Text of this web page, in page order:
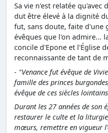
Sa vie n'est relatée qu'avec
dut être élevé à la dignité
fut, sans doute, faite d'une
évêques que l'on admire...
concile d'Epone et l'Église
reconnaissante de tant de
- "Venance fut évêque de
famille des princes
évêque de ces siècles
Durant les 27 années de
restaurer le culte et la
mœurs, remettre en vigueur